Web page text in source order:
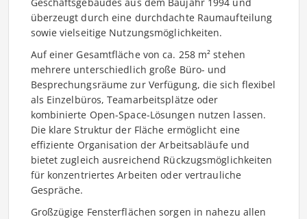
überzeugt durch eine durchdachte Raumaufteilung
sowie vielseitige Nutzungsmöglichkeiten.
Auf einer Gesamtfläche von ca. 258 m² stehen
mehrere unterschiedlich große Büro- und
Besprechungsräume zur Verfügung, die sich flexibel
als Einzelbüros, Teamarbeitsplätze oder
kombinierte Open-Space-Lösungen nutzen lassen.
Die klare Struktur der Fläche ermöglicht eine
effiziente Organisation der Arbeitsabläufe und
bietet zugleich ausreichend Rückzugsmöglichkeiten
für konzentriertes Arbeiten oder vertrauliche
Gespräche.
Großzügige Fensterflächen sorgen in nahezu allen